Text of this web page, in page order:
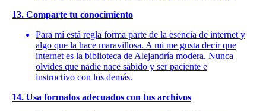
13. Comparte tu conocimiento
Para mí está regla forma parte de la esencia de internet y
algo que la hace maravillosa. A mi me gusta decir que
internet es la biblioteca de Alejandría modera. Nunca
olvides que nadie nace sabido y ser paciente e
instructivo con los demás.
14. Usa formatos adecuados con tus archivos